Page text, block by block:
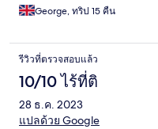
George, ทริป 15 คืน
รีวิวที่ตรวจสอบแล้ว
10/10 ไร้ที่ติ
28 ธ.ค. 2023
แปลด้วย Google